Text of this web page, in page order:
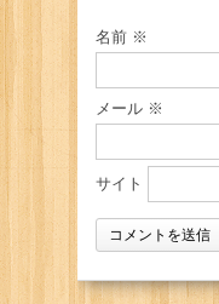
名前 ※
メール ※
サイト